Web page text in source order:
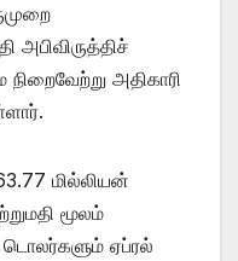
அபிவிருத்திச்
அதிகாரி
மில்லியன்
மூலம்
டொலர்களும் ஏப்ரல்